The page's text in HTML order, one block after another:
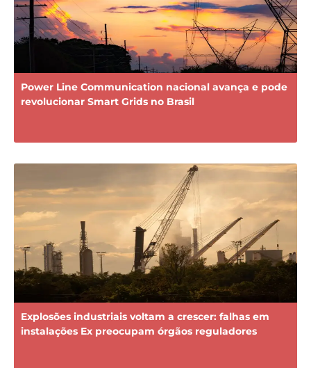
Power Line Communication nacional avança e pode
revolucionar Smart Grids no Brasil
Explosões industriais voltam a crescer: falhas em
instalações Ex preocupam órgãos reguladores